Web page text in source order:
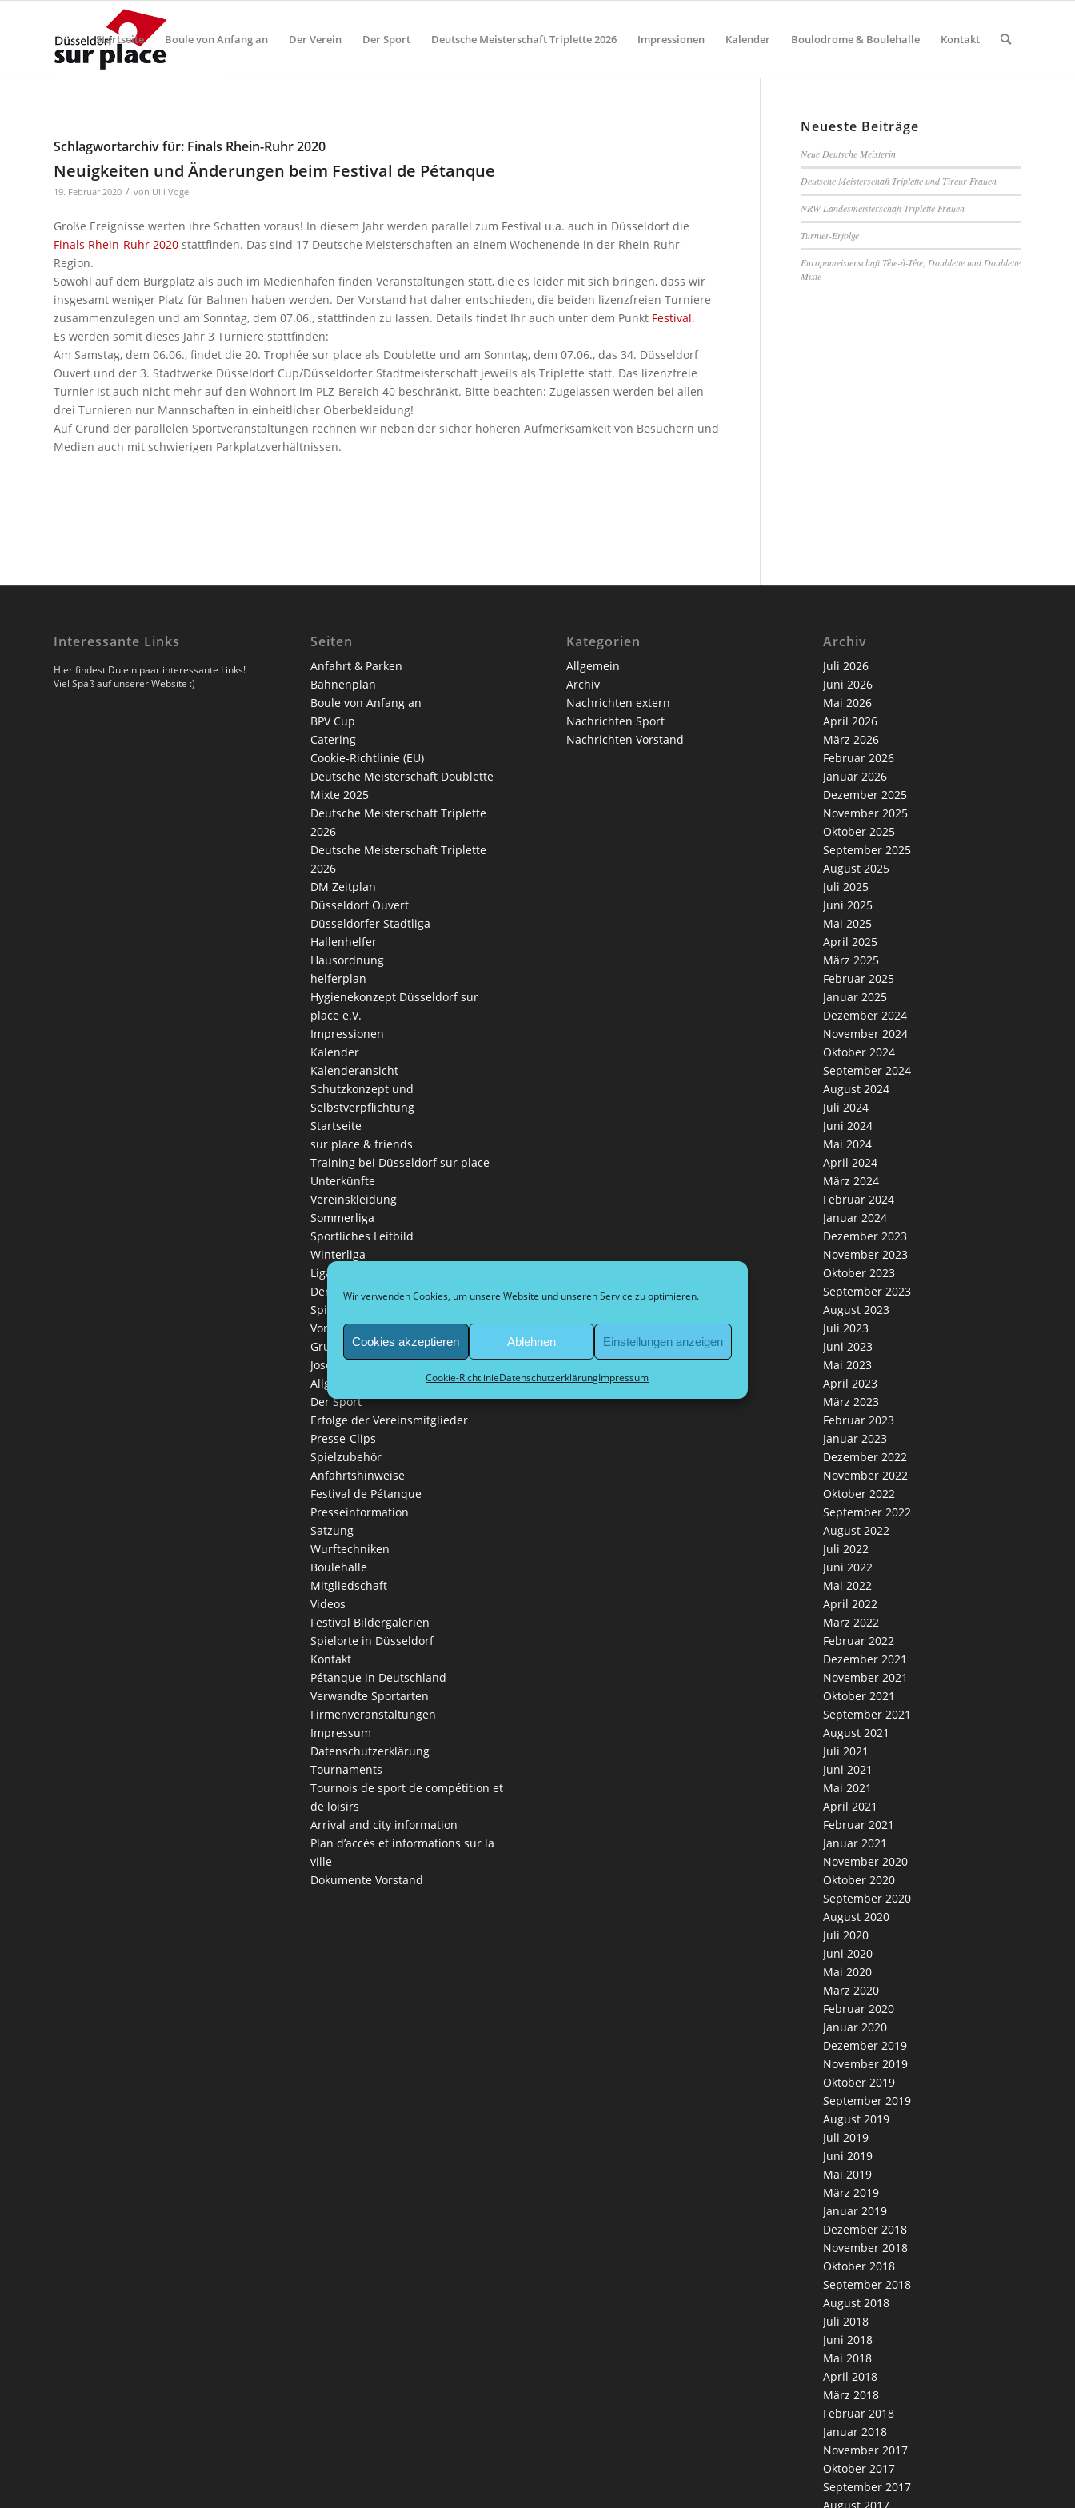
Wir verwenden Cookies, um unsere Website und unseren Service zu optimieren.
Cookies akzeptieren Ablehnen Einstellungen anzeigen
Cookie-RichtlinieDatenschutzerklärungImpressum
Startseite Boule von Anfang an Der Verein Der Sport Deutsche Meisterschaft Triplette 2026 Impressionen Kalender Boulodrome & Boulehalle Kontakt
Schlagwortarchiv für: Finals Rhein-Ruhr 2020
Neuigkeiten und Änderungen beim Festival de Pétanque
19. Februar 2020 / von Ulli Vogel
Große Ereignisse werfen ihre Schatten voraus! In diesem Jahr werden parallel zum Festival u.a. auch in Düsseldorf die
Finals Rhein-Ruhr 2020 stattfinden. Das sind 17 Deutsche Meisterschaften an einem Wochenende in der Rhein-Ruhr-
Region.
Sowohl auf dem Burgplatz als auch im Medienhafen finden Veranstaltungen statt, die es leider mit sich bringen, dass wir
insgesamt weniger Platz für Bahnen haben werden. Der Vorstand hat daher entschieden, die beiden lizenzfreien Turniere
zusammenzulegen und am Sonntag, dem 07.06., stattfinden zu lassen. Details findet Ihr auch unter dem Punkt Festival.
Es werden somit dieses Jahr 3 Turniere stattfinden:
Am Samstag, dem 06.06., findet die 20. Trophée sur place als Doublette und am Sonntag, dem 07.06., das 34. Düsseldorf
Ouvert und der 3. Stadtwerke Düsseldorf Cup/Düsseldorfer Stadtmeisterschaft jeweils als Triplette statt. Das lizenzfreie
Turnier ist auch nicht mehr auf den Wohnort im PLZ-Bereich 40 beschränkt. Bitte beachten: Zugelassen werden bei allen
drei Turnieren nur Mannschaften in einheitlicher Oberbekleidung!
Auf Grund der parallelen Sportveranstaltungen rechnen wir neben der sicher höheren Aufmerksamkeit von Besuchern und
Medien auch mit schwierigen Parkplatzverhältnissen.
Neueste Beiträge
Neue Deutsche Meisterin
Deutsche Meisterschaft Triplette und Tireur Frauen
NRW Landesmeisterschaft Triplette Frauen
Turnier-Erfolge
Europameisterschaft Tête-à-Tête, Doublette und Doublette
Mixte
Interessante Links
Hier findest Du ein paar interessante Links!
Viel Spaß auf unserer Website :)
Seiten
Anfahrt & Parken
Bahnenplan
Boule von Anfang an
BPV Cup
Catering
Cookie-Richtlinie (EU)
Deutsche Meisterschaft Doublette
Mixte 2025
Deutsche Meisterschaft Triplette
2026
Deutsche Meisterschaft Triplette
2026
DM Zeitplan
Düsseldorf Ouvert
Düsseldorfer Stadtliga
Hallenhelfer
Hausordnung
helferplan
Hygienekonzept Düsseldorf sur
place e.V.
Impressionen
Kalender
Kalenderansicht
Schutzkonzept und
Selbstverpflichtung
Startseite
sur place & friends
Training bei Düsseldorf sur place
Unterkünfte
Vereinskleidung
Sommerliga
Sportliches Leitbild
Winterliga
Ligamannschaften
Der Verein
Spielregeln
Vorstand
Grußwort Schirmherr Bürgermeister
Josef Hinkel
Allgemeine Informationen
Der Sport
Erfolge der Vereinsmitglieder
Presse-Clips
Spielzubehör
Anfahrtshinweise
Festival de Pétanque
Presseinformation
Satzung
Wurftechniken
Boulehalle
Mitgliedschaft
Videos
Festival Bildergalerien
Spielorte in Düsseldorf
Kontakt
Pétanque in Deutschland
Verwandte Sportarten
Firmenveranstaltungen
Impressum
Datenschutzerklärung
Tournaments
Tournois de sport de compétition et
de loisirs
Arrival and city information
Plan d’accès et informations sur la
ville
Dokumente Vorstand
Kategorien
Allgemein
Archiv
Nachrichten extern
Nachrichten Sport
Nachrichten Vorstand
Archiv
Juli 2026
Juni 2026
Mai 2026
April 2026
März 2026
Februar 2026
Januar 2026
Dezember 2025
November 2025
Oktober 2025
September 2025
August 2025
Juli 2025
Juni 2025
Mai 2025
April 2025
März 2025
Februar 2025
Januar 2025
Dezember 2024
November 2024
Oktober 2024
September 2024
August 2024
Juli 2024
Juni 2024
Mai 2024
April 2024
März 2024
Februar 2024
Januar 2024
Dezember 2023
November 2023
Oktober 2023
September 2023
August 2023
Juli 2023
Juni 2023
Mai 2023
April 2023
März 2023
Februar 2023
Januar 2023
Dezember 2022
November 2022
Oktober 2022
September 2022
August 2022
Juli 2022
Juni 2022
Mai 2022
April 2022
März 2022
Februar 2022
Dezember 2021
November 2021
Oktober 2021
September 2021
August 2021
Juli 2021
Juni 2021
Mai 2021
April 2021
Februar 2021
Januar 2021
November 2020
Oktober 2020
September 2020
August 2020
Juli 2020
Juni 2020
Mai 2020
März 2020
Februar 2020
Januar 2020
Dezember 2019
November 2019
Oktober 2019
September 2019
August 2019
Juli 2019
Juni 2019
Mai 2019
März 2019
Januar 2019
Dezember 2018
November 2018
Oktober 2018
September 2018
August 2018
Juli 2018
Juni 2018
Mai 2018
April 2018
März 2018
Februar 2018
Januar 2018
November 2017
Oktober 2017
September 2017